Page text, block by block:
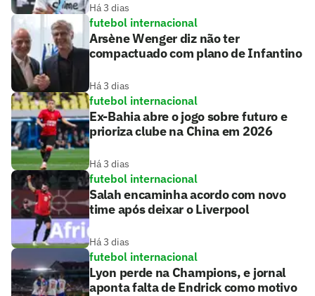
Há 3 dias
futebol internacional
Arsène Wenger diz não ter
compactuado com plano de Infantino
Há 3 dias
futebol internacional
Ex-Bahia abre o jogo sobre futuro e
prioriza clube na China em 2026
Há 3 dias
futebol internacional
Salah encaminha acordo com novo
time após deixar o Liverpool
Há 3 dias
futebol internacional
Lyon perde na Champions, e jornal
aponta falta de Endrick como motivo